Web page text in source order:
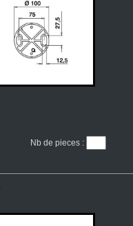
Nb de pieces: